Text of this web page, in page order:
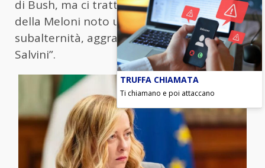
di Bush, ma ci trattava alla pari. Nel caso
della Meloni noto una pericolosa
subalternità, aggravata dalla posizione di
Salvini”.
TRUFFA CHIAMATA
Ti chiamano e poi attaccano